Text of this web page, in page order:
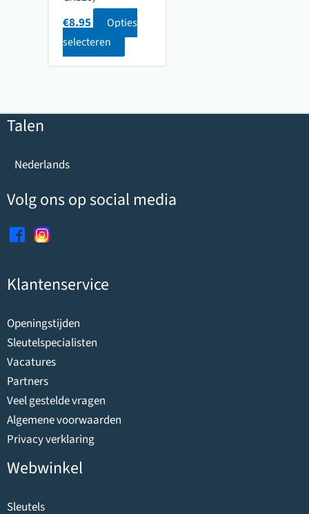
€8.95
Opties
selecteren
Talen
Nederlands
Volg ons op social media
Klantenservice
Openingstijden
Sleutelspecialisten
Vacatures
Partners
Veel gestelde vragen
Algemene voorwaarden
Privacy verklaring
Webwinkel
Sleutels